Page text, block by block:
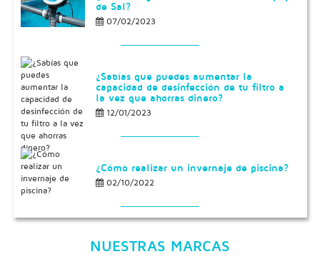
de Sal?
07/02/2023
¿Sabías que puedes aumentar la
capacidad de desinfección de tu filtro a
la vez que ahorras dinero?
12/01/2023
¿Cómo realizar un invernaje de piscina?
02/10/2022
NUESTRAS MARCAS